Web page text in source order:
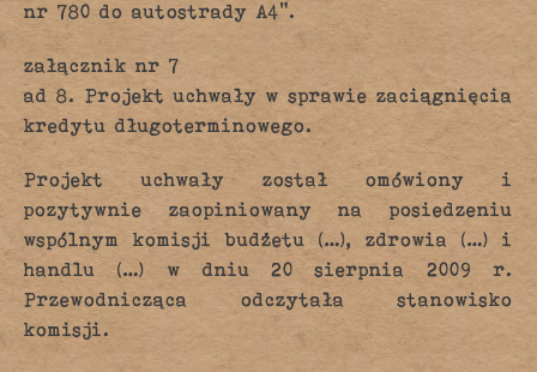
nr 780 do autostrady A4”.
załącznik nr 7
ad 8. Projekt uchwały w sprawie zaciągnięcia
kredytu długoterminowego.
Projekt uchwały został omówiony i
pozytywnie zaopiniowany na posiedzeniu
wspólnym komisji budżetu (…), zdrowia (…) i
handlu (…) w dniu 20 sierpnia 2009 r.
Przewodnicząca odczytała stanowisko
komisji.